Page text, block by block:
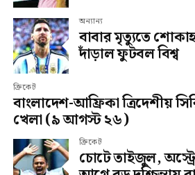
অন্যান্য
বাবার মৃত্যুতে
দাঁড়াল ফুটবল বিশ্ব
ক্রিকেট
বাংলাদেশ-আফ্রিকা ত্রিদেশীয়
খেলা (৯ আগস্ট ২৬)
ক্রিকেট
চোটে তাইজুল,